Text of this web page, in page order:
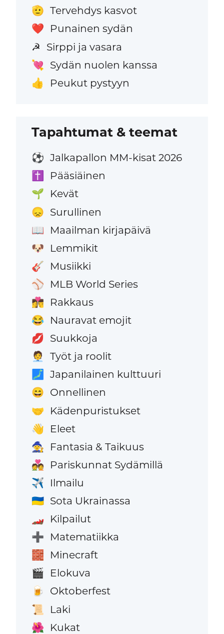
🫡 Tervehdys kasvot
❤️ Punainen sydän
☭ Sirppi ja vasara
💘 Sydän nuolen kanssa
👍 Peukut pystyyn
Tapahtumat & teemat
⚽ Jalkapallon MM-kisat 2026
✝️ Pääsiäinen
🌱 Kevät
😞 Surullinen
📖 Maailman kirjapäivä
🐶 Lemmikit
🎸 Musiikki
⚾ MLB World Series
👩‍❤️‍💋‍👨 Rakkaus
😂 Nauravat emojit
💋 Suukkoja
🧑‍💼 Työt ja roolit
🗾 Japanilainen kulttuuri
😄 Onnellinen
🤝 Kädenpuristukset
👋 Eleet
🧙 Fantasia & Taikuus
💑 Pariskunnat Sydämillä
✈️ Ilmailu
🇺🇦 Sota Ukrainassa
🏎️ Kilpailut
➕ Matematiikka
🧱 Minecraft
🎬 Elokuva
🍺 Oktoberfest
📜 Laki
🌺 Kukat